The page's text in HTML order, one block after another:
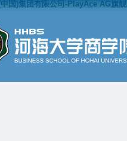
中国)集团有限公司-PlayAce AG旗舰